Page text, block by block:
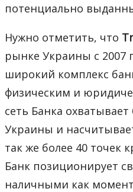
потенциально
Нужно отметить, что
рынке Украины с 2007
широкий комплекс
физическим и
сеть Банка
Украины и
так же более 40 точек
Банк позиционирует
наличными как